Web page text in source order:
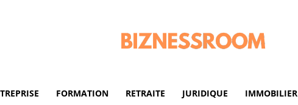
FORMATION RETRAITE JURIDIQUE IMMOBILIER